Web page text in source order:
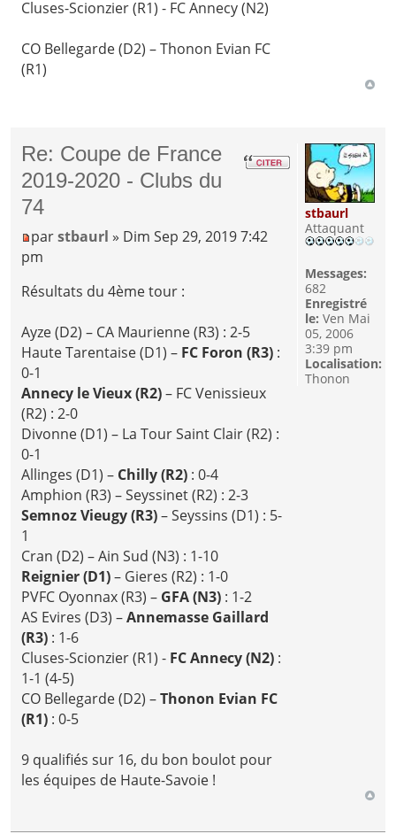
Cluses-Scionzier (R1) - FC Annecy (N2)
CO Bellegarde (D2) – Thonon Evian FC
(R1)
Re: Coupe de France
2019-2020 - Clubs du
74
parstbaurl » Dim Sep 29, 2019 7:42
pm
Résultats du 4ème tour :
Ayze (D2) – CA Maurienne (R3) : 2-5
Haute Tarentaise (D1) – FC Foron (R3) :
0-1
Annecy le Vieux (R2)– FC Venissieux
(R2) : 2-0
Divonne (D1) – La Tour Saint Clair (R2) :
0-1
Allinges (D1) – Chilly (R2) : 0-4
Amphion (R3) – Seyssinet (R2) : 2-3
Semnoz Vieugy (R3)– Seyssins (D1) : 5-
1
Cran (D2) – Ain Sud (N3) : 1-10
Reignier (D1)– Gieres (R2) : 1-0
PVFC Oyonnax (R3) – GFA (N3) : 1-2
AS Evires (D3) –Annemasse Gaillard
(R3) : 1-6
Cluses-Scionzier (R1) - FC Annecy (N2) :
1-1 (4-5)
CO Bellegarde (D2) –Thonon Evian FC
(R1) : 0-5
9 qualifiés sur 16, du bon boulot pour
les équipes de Haute-Savoie !
stbaurl
Attaquant
Messages:
682
Enregistré
le: Ven Mai
05, 2006
3:39 pm
Localisation:
Thonon